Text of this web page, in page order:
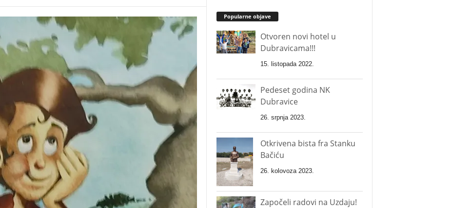
Popularne objave
Otvoren novi hotel u
Dubravicama!!!
15. listopada 2022.
Pedeset godina NK
Dubravice
26. srpnja 2023.
Otkrivena bista fra Stanku
Bačiću
26. kolovoza 2023.
Započeli radovi na Uzdaju!